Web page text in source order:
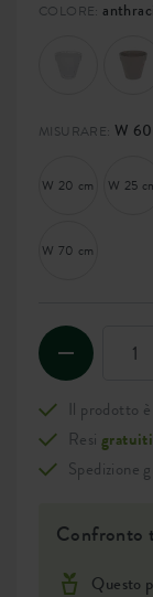
COLORE:
MISURARE: W
W 20 cm W 25
W 70 cm
Il prodotto
Resi gratuiti
Spedizione
Confronto
Questo